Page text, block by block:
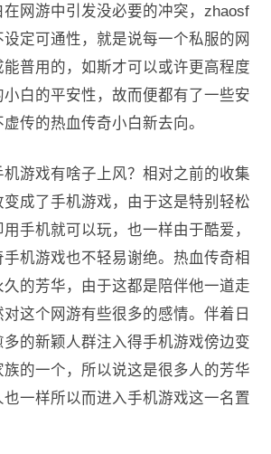
网游中引发没必要的冲突，zhaosf
定可通性，就是说每一个私服的网
普用的，如斯才可以或许更高程度
白的平安性，故而便都有了一些安
传的热血传奇小白新去向。
游戏有啥子上风？相对之前的收集
成了手机游戏，由于这是特别轻松
手机就可以玩，也一样由于酷爱，
机游戏也不轻易谢绝。热血传奇相
的芳华，由于这都是陪伴他一道走
这个网游有些很多的感情。伴着日
的新颖人群注入得手机游戏傍边变
的一个，所以说这是很多人的芳华
一样所以而进入手机游戏这一名置